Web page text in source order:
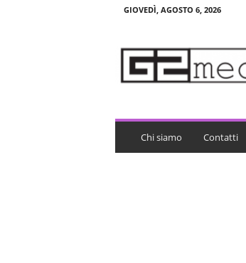
GIOVEDÌ, AGOSTO 6, 2026
a
Chi siamo Contatti